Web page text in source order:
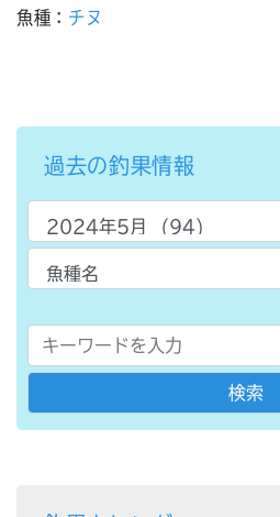
魚種： チヌ
過去の釣果情報